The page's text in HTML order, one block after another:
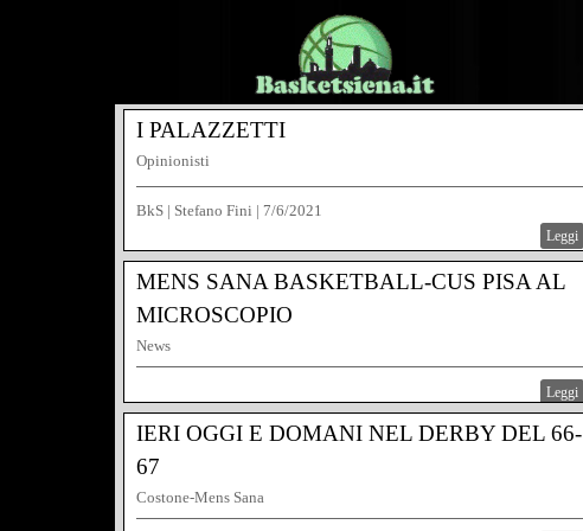
I PALAZZETTI
Opinionisti
BkS | Stefano Fini | 7/6/2021
Leggi
MENS SANA BASKETBALL-CUS PISA AL
MICROSCOPIO
News
Leggi
IERI OGGI E DOMANI NEL DERBY DEL 66-
67
Costone-Mens Sana